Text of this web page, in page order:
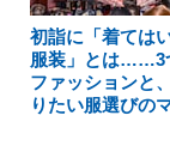
初詣に「着ては
服装」とは……3
ファッションと
りたい服選びの